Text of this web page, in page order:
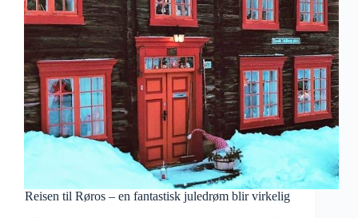
Reisen til Røros – en fantastisk juledrøm blir virkelig